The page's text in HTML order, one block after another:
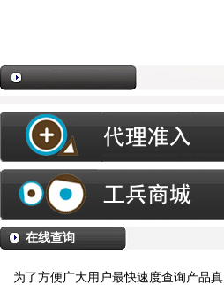
在线查询
为了方便广大用户最快速度查询产品真